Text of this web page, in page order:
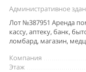
Административное
Лот №387951 Аренда
кассу, аптеку, банк,
ломбард, магазин,
Компания
Этаж